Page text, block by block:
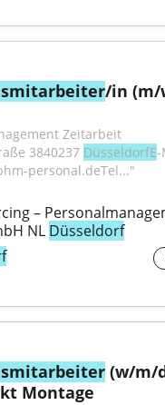
/in (m/
Zeitarbeit
3840237 DüsseldorfE-
personal.deTel..."
–
NL Düsseldorf
(w/m/
Montage